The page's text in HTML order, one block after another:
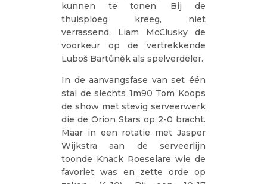
kunnen te tonen. Bij de
thuisploeg kreeg, niet
verrassend, Liam McClusky de
voorkeur op de vertrekkende
Luboš Bartůněk als spelverdeler.
In de aanvangsfase van set één
stal de slechts 1m90 Tom Koops
de show met stevig serveerwerk
die de Orion Stars op 2-0 bracht.
Maar in een rotatie met Jasper
Wijkstra aan de serveerlijn
toonde Knack Roeselare wie de
favoriet was en zette orde op